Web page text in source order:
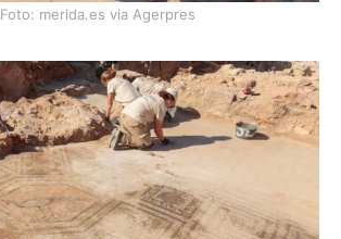
Foto: merida.es via Agerpres